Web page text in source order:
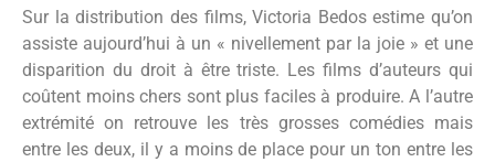
Sur la distribution des films, Victoria Bedos estime qu’on
assiste aujourd’hui à un « nivellement par la joie » et une
disparition du droit à être triste. Les films d’auteurs qui
coûtent moins chers sont plus faciles à produire. A l’autre
extrémité on retrouve les très grosses comédies mais
entre les deux, il y a moins de place pour un ton entre les